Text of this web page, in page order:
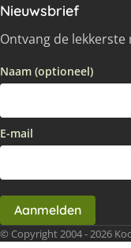
Nieuwsbrief
Ontvang de
Naam (optioneel)
E-mail
Aanmelden
© Copyright 2004 - 2026